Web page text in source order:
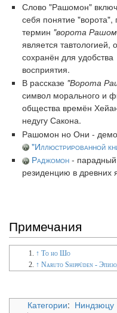
Слово "Рашомон"
себя понятие "ворота",
термин "ворота
является тавтологией,
сохранён для удобства
восприятия.
В рассказе "Ворота
символ морального и
общества времён
недугу Сакона.
Рашомон но Они -
"Иллюстрированной
Раджомон -
резиденцию в древних
Примечания
↑ То но Шо
↑ Naruto Shippūden -
Категории: Ниндзюцу